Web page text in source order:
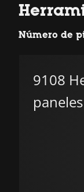
Número de
9108